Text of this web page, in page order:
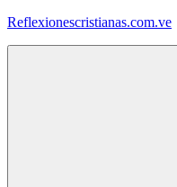
Saltar
Reflexionescristianas.com.ve